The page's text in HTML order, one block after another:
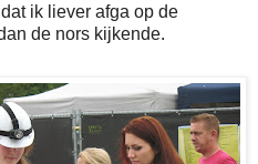
ik liever afga op de
de nors kijkende.